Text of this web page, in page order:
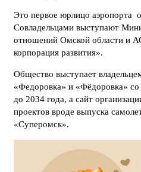
Это первое юрлицо аэропорта
Совладельцами выступают
отношений Омской области и
корпорация развития».
Общество выступает
«Федоровка» и «Фёдоровка» со
до 2034 года, а сайт
проектов вроде выпуска
«Суперомск».